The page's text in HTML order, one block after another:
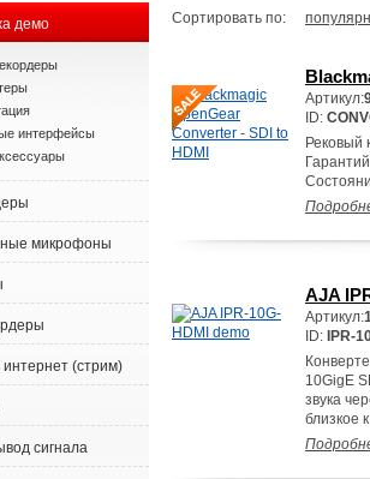
демо
интерфейсы
микрофоны
(стрим)
сигнала
Сортировать по:
Артикул:
ID:
Рековый
AJA
Артикул:
ID: IPR-
10GigE
звука
близкое